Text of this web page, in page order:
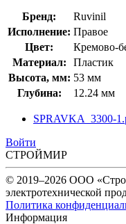
Бренд:
Ruvinil
Исполнение: Правое
Цвет:
Кремово-
Материал:
Пластик
Высота, мм: 53 мм
Глубина:
12.24 мм
SPRAVKA_3300-
Войти
СТРОЙМИР
© 2019–2026 ООО
электротехнической
Политика
Информация